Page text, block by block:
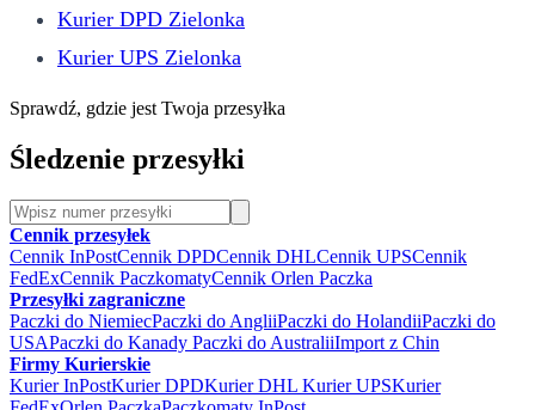
Kurier DPD Zielonka
Kurier UPS Zielonka
Sprawdź, gdzie jest Twoja przesyłka
Śledzenie przesyłki
Cennik przesyłek
Cennik InPostCennik DPDCennik DHLCennik UPSCennik
FedExCennik PaczkomatyCennik Orlen Paczka
Przesyłki zagraniczne
Paczki do NiemiecPaczki do AngliiPaczki do HolandiiPaczki do
USAPaczki do Kanady Paczki do AustraliiImport z Chin
Firmy Kurierskie
Kurier InPostKurier DPDKurier DHL Kurier UPSKurier